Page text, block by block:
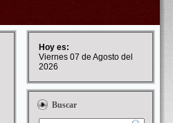
Hoy es:
Viernes 07 de Agosto del
2026
Buscar